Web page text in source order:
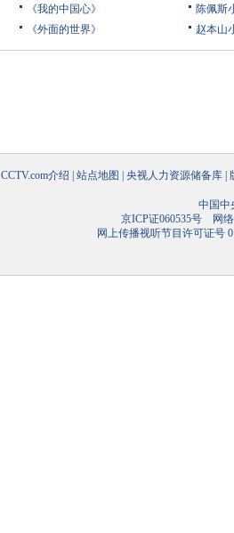
《我的中国心》
《外面的世界》
陈佩斯
赵本山
CCTV.com介绍 站点地图 央视人力资源储备库
中国中
京ICP证060535号网络
网上传播视听节目许可证号